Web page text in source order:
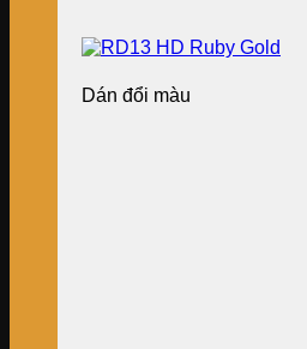
Dán đổi màu